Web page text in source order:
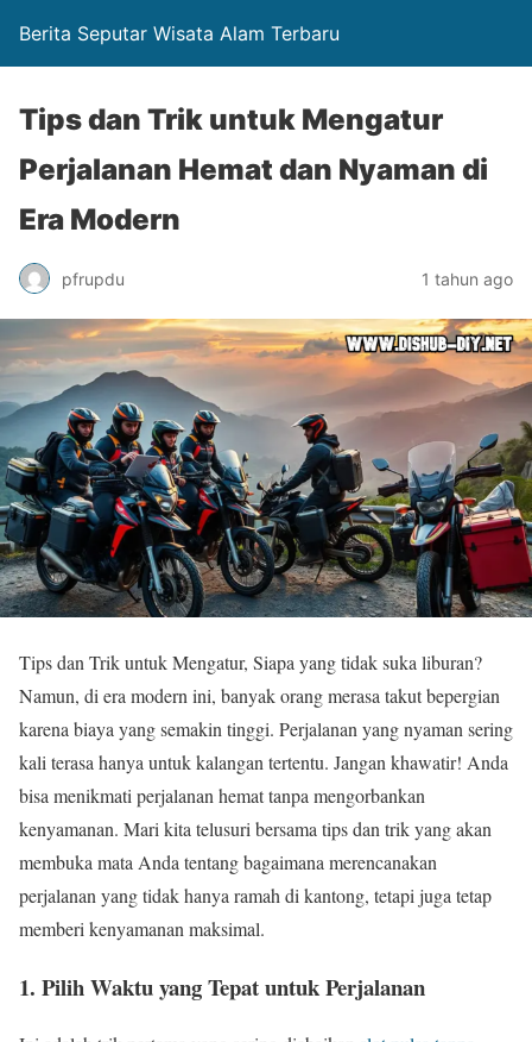
Berita Seputar Wisata Alam Terbaru
Tips dan Trik untuk Mengatur
Perjalanan Hemat dan Nyaman di
Era Modern
pfrupdu 1 tahun ago
Tips dan Trik untuk Mengatur, Siapa yang tidak suka liburan?
Namun, di era modern ini, banyak orang merasa takut bepergian
karena biaya yang semakin tinggi. Perjalanan yang nyaman sering
kali terasa hanya untuk kalangan tertentu. Jangan khawatir! Anda
bisa menikmati perjalanan hemat tanpa mengorbankan
kenyamanan. Mari kita telusuri bersama tips dan trik yang akan
membuka mata Anda tentang bagaimana merencanakan
perjalanan yang tidak hanya ramah di kantong, tetapi juga tetap
memberi kenyamanan maksimal.
1. Pilih Waktu yang Tepat untuk Perjalanan